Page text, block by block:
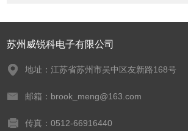
苏州威锐科电子有限公司
地址：江苏省苏州市吴中区友新路168号
邮箱：brook_meng@163.com
传真：0512-66916440